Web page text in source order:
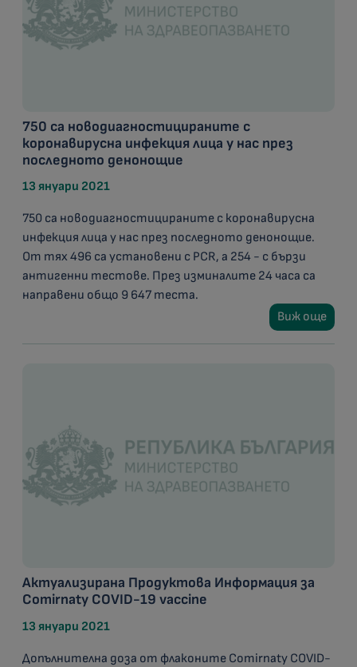
750 са новодиагностицираните с
коронавирусна инфекция лица у нас през
последното денонощие
13 януари 2021
750 са новодиагностицираните с коронавирусна
инфекция лица у нас през последното денонощие.
От тях 496 са установени с PCR, а 254 - с бързи
антигенни тестове. През изминалите 24 часа са
направени общо 9 647 теста.
Виж още
Актуализирана Продуктова Информация за
Comirnaty COVID-19 vaccine
13 януари 2021
Допълнителна доза от флаконите Comirnaty COVID-